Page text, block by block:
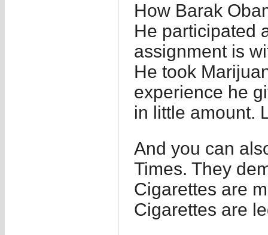
How Barak
He participated
assignment is
He took
experience he
in little amount.
And you can
Times. They
Cigarettes are
Cigarettes are